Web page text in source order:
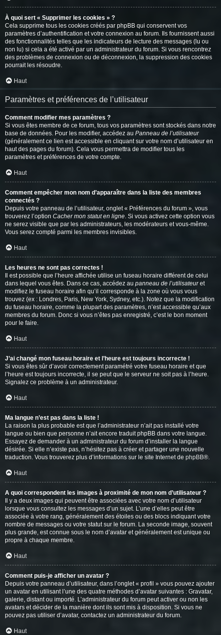
À quoi sert « Supprimer les cookies » ?
Cela supprime tous les cookies créés par phpBB qui conservent vos
paramètres d’authentification et votre connexion au forum. Ils fournissent aussi
des fonctionnalités telles que les indicateurs de lecture des messages (lu ou
non lu) si cela a été activé par un administrateur du forum. Si vous rencontrez
des problèmes de connexion ou de déconnexion, la suppression des cookies
pourrait les résoudre.
Haut
Paramètres et préférences de l’utilisateur
Comment modifier mes paramètres ?
Si vous êtes membre de ce forum, tous vos paramètres sont stockés dans notre
base de données. Pour les modifier, accédez au Panneau de l’utilisateur
(généralement ce lien est accessible en cliquant sur votre nom d’utilisateur en
haut des pages du forum). Cela vous permettra de modifier tous les
paramètres et préférences de votre compte.
Haut
Comment empêcher mon nom d’apparaître dans la liste des membres
connectés ?
Depuis votre panneau de l’utilisateur, onglet « Préférences du forum », vous
trouverez l’option Cacher mon statut en ligne. Si vous activez cette option vous
ne serez visible que par les administrateurs, les modérateurs et vous-même.
Vous serez compté parmi les membres invisibles.
Haut
Les heures ne sont pas correctes !
Il est possible que l’heure affichée utilise un fuseau horaire différent de celui
dans lequel vous êtes. Dans ce cas, accédez au panneau de l’utilisateuret
modifiez le fuseau horaire afin qu’il corresponde à la zone où vous vous
trouvez (ex : Londres, Paris, New York, Sydney, etc.). Notez que la modification
du fuseau horaire, comme la plupart des paramètres, n’est accessible qu’aux
membres du forum. Donc si vous n’êtes pas enregistré, c’est le bon moment
pour le faire.
Haut
J’ai changé mon fuseau horaire et l’heure est toujours incorrecte !
Si vous êtes sûr d’avoir correctement paramétré votre fuseau horaire et que
l’heure est toujours incorrecte, il se peut que le serveur ne soit pas à l’heure.
Signalez ce problème à un administrateur.
Haut
Ma langue n’est pas dans la liste !
La raison la plus probable est que l’administrateur n’ait pas installé votre
langue ou bien que personne n’ait encore traduit phpBB dans votre langue.
Essayez de demander à un administrateur du forum d’installer la langue
désirée. Si elle n’existe pas, n’hésitez pas à créer et partager une nouvelle
traduction. Vous trouverez plus d’informations sur le site Internet de phpBB®.
Haut
A quoi correspondent les images à proximité de mon nom d’utilisateur ?
Il y a deux images qui peuvent être associées avec votre nom d’utilisateur
lorsque vous consultez les messages d’un sujet. L’une d’elles peut être
associée à votre rang, généralement des étoiles ou des blocs indiquant votre
nombre de messages ou votre statut sur le forum. La seconde image, souvent
plus grande, est connue sous le nom d’avatar et généralement est unique ou
propre à chaque membre.
Haut
Comment puis-je afficher un avatar ?
Depuis votre panneau d’utilisateur, dans l’onglet « profil » vous pouvez ajouter
un avatar en utilisant l’une des quatre méthodes d’avatar suivantes : Gravatar,
galerie, distant ou importé. L’administrateur du forum peut activer ou non les
avatars et décider de la manière dont ils sont mis à disposition. Si vous ne
pouvez pas utiliser d’avatar, contactez un administrateur du forum.
Haut